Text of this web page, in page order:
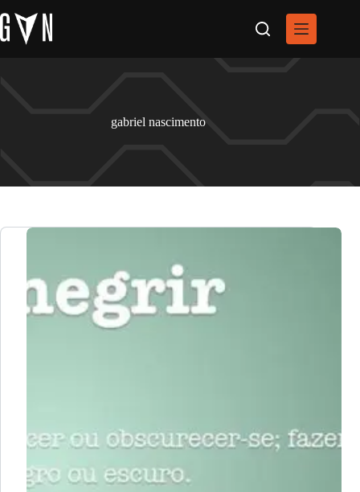
para
o
conteúdo
gabriel nascimento